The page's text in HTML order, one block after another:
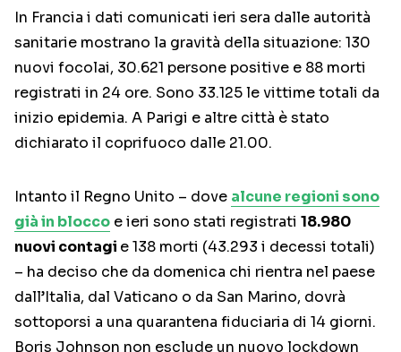
In Francia i dati comunicati ieri sera dalle autorità
sanitarie mostrano la gravità della situazione: 130
nuovi focolai, 30.621 persone positive e 88 morti
registrati in 24 ore. Sono 33.125 le vittime totali da
inizio epidemia. A Parigi e altre città è stato
dichiarato il coprifuoco dalle 21.00.
Intanto il Regno Unito – dove alcune regioni sono
già in blocco e ieri sono stati registrati 18.980
nuovi contagi e 138 morti (43.293 i decessi totali)
– ha deciso che da domenica chi rientra nel paese
dall’Italia, dal Vaticano o da San Marino, dovrà
sottoporsi a una quarantena fiduciaria di 14 giorni.
Boris Johnson non esclude un nuovo lockdown